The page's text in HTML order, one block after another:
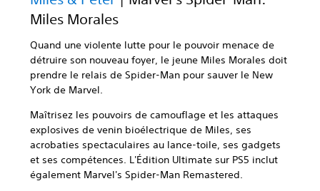
Miles Morales
Quand une violente lutte pour le pouvoir menace de
détruire son nouveau foyer, le jeune Miles Morales doit
prendre le relais de Spider-Man pour sauver le New
York de Marvel.
Maîtrisez les pouvoirs de camouflage et les attaques
explosives de venin bioélectrique de Miles, ses
acrobaties spectaculaires au lance-toile, ses gadgets
et ses compétences. L'Édition Ultimate sur PS5 inclut
également Marvel's Spider-Man Remastered.